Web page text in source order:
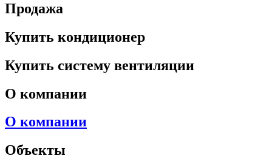
Продажа
Купить кондиционер
Купить систему вентиляции
О компании
О компании
Объекты